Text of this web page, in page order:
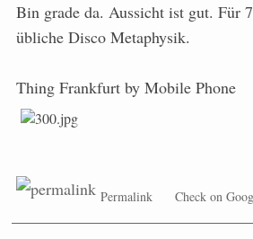
Bin grade da. Aussicht ist gut. Für
übliche Disco Metaphysik.
Thing Frankfurt by Mobile Phone
Permalink Check on